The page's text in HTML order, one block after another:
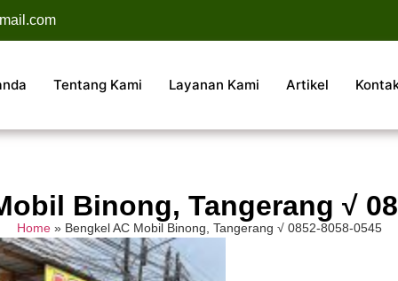
Tentang Kami Layanan Kami Artikel
Binong, Tangerang √
Home» Bengkel AC Mobil Binong, Tangerang √ 0852-8058-0545